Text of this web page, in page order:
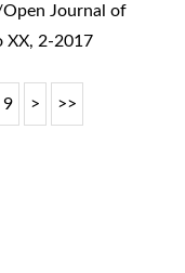
Journal of
XX, 2-2017
9 > >>